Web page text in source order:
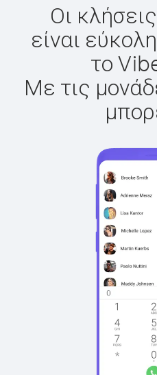
Οι
είναι
το
Με τις